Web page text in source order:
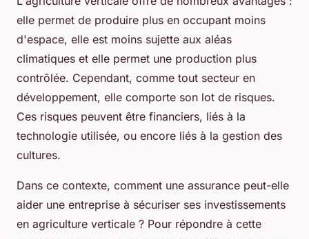
elle permet de produire plus en occupant moins
d'espace, elle est moins sujette aux aléas
climatiques et elle permet une production plus
contrôlée. Cependant, comme tout secteur en
développement, elle comporte son lot de risques.
Ces risques peuvent être financiers, liés à la
technologie utilisée, ou encore liés à la gestion des
cultures.
Dans ce contexte, comment une assurance peut-elle
aider une entreprise à sécuriser ses investissements
en agriculture verticale ? Pour répondre à cette